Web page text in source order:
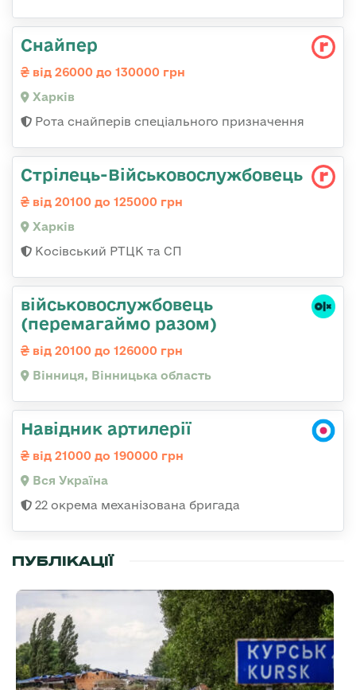
Снайпер
від 26000 до 130000 грн
Харків
Рота снайперів спеціального призначення
Стрілець-Військовослужбовець
від 20100 до 125000 грн
Харків
Косівський РТЦК та СП
військовослужбовець
(перемагаймо разом)
від 20100 до 126000 грн
Вінниця, Вінницька область
Навідник артилерії
від 21000 до 190000 грн
Вся Україна
22 окрема механізована бригада
ПУБЛІКАЦІЇ